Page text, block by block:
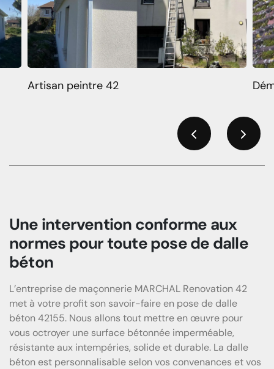
Artisan peintre 42
Une intervention conforme aux
normes pour toute pose de dalle
béton
L’entreprise de maçonnerie MARCHAL Renovation 42
met à votre profit son savoir-faire en pose de dalle
béton 42155. Nous allons tout mettre en œuvre pour
vous octroyer une surface bétonnée imperméable,
résistante aux intempéries, solide et durable. La dalle
béton est personnalisable selon vos convenances et vos